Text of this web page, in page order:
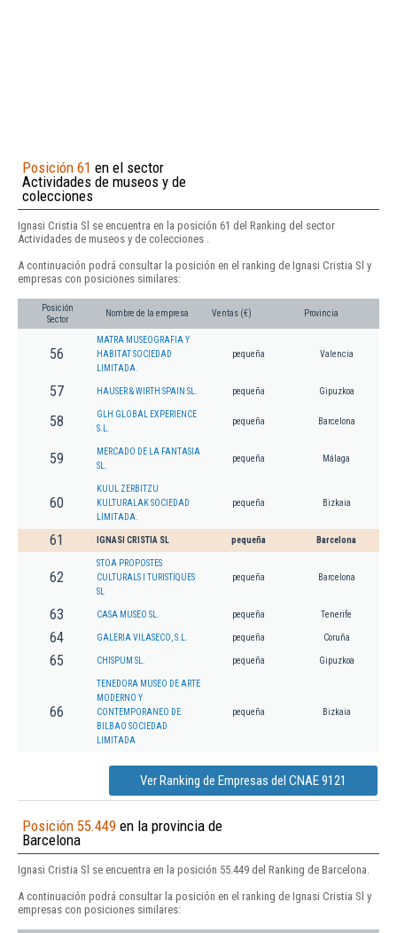
Posición 61 en el sector
Actividades de museos y de
colecciones
Ignasi Cristia Sl se encuentra en la posición 61 del Ranking del sector
Actividades de museos y de colecciones .
A continuación podrá consultar la posición en el ranking de Ignasi Cristia Sl y
empresas con posiciones similares:
Posición
Sector
Nombre de la empresa Ventas (€) Provincia
56
MATRA MUSEOGRAFIA Y
HABITAT SOCIEDAD
LIMITADA.
pequeña Valencia
57 HAUSER & WIRTH SPAIN SL. pequeña Gipuzkoa
58
GLH GLOBAL EXPERIENCE
S.L.
pequeña Barcelona
59
MERCADO DE LA FANTASIA
SL.
pequeña Málaga
60
KUUL ZERBITZU
KULTURALAK SOCIEDAD
LIMITADA.
pequeña Bizkaia
61 IGNASI CRISTIA SL pequeña Barcelona
62
STOA PROPOSTES
CULTURALS I TURISTIQUES
SL
pequeña Barcelona
63 CASA MUSEO SL. pequeña Tenerife
64 GALERIA VILASECO, S.L. pequeña Coruña
65 CHISPUM SL. pequeña Gipuzkoa
66
TENEDORA MUSEO DE ARTE
MODERNO Y
CONTEMPORANEO DE
BILBAO SOCIEDAD
LIMITADA
pequeña Bizkaia
Ver Ranking de Empresas del CNAE 9121
Posición 55.449 en la provincia de
Barcelona
Ignasi Cristia Sl se encuentra en la posición 55.449 del Ranking de Barcelona.
A continuación podrá consultar la posición en el ranking de Ignasi Cristia Sl y
empresas con posiciones similares: